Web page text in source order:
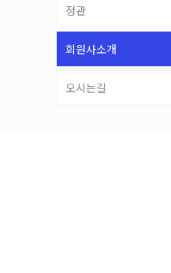
정관
회원사소개
오시는길